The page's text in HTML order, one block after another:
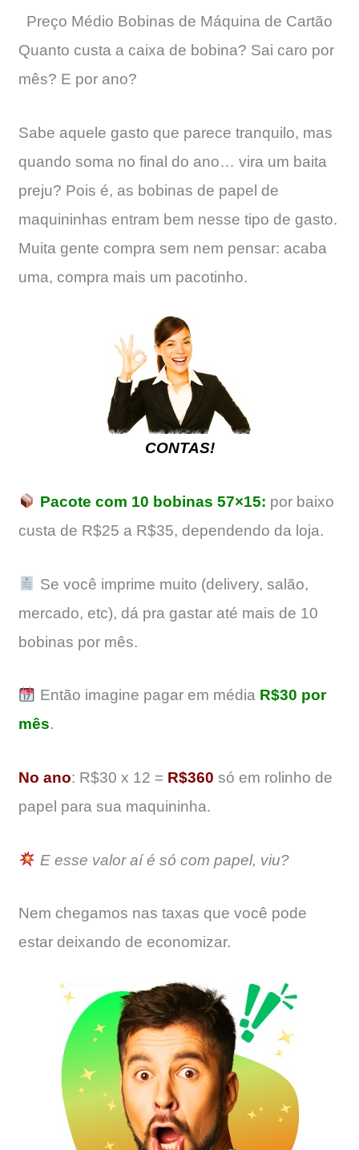
Preço Médio Bobinas de Máquina de Cartão
Quanto custa a caixa de bobina? Sai caro por
mês? E por ano?
Sabe aquele gasto que parece tranquilo, mas
quando soma no final do ano… vira um baita
preju? Pois é, as bobinas de papel de
maquininhas entram bem nesse tipo de gasto.
Muita gente compra sem nem pensar: acaba
uma, compra mais um pacotinho.
CONTAS!
Pacote com 10 bobinas 57×15: por baixo
custa de R$25 a R$35, dependendo da loja.
Se você imprime muito (delivery, salão,
mercado, etc), dá pra gastar até mais de 10
bobinas por mês.
Então imagine pagar em média R$30 por
mês.
No ano: R$30 x 12 = R$360 só em rolinho de
papel para sua maquininha.
E esse valor aí é só com papel, viu?
Nem chegamos nas taxas que você pode
estar deixando de economizar.